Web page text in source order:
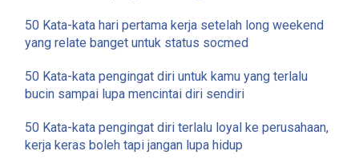
50 Kata-kata hari pertama kerja setelah long weekend
yang relate banget untuk status socmed
50 Kata-kata pengingat diri untuk kamu yang terlalu
bucin sampai lupa mencintai diri sendiri
50 Kata-kata pengingat diri terlalu loyal ke perusahaan,
kerja keras boleh tapi jangan lupa hidup